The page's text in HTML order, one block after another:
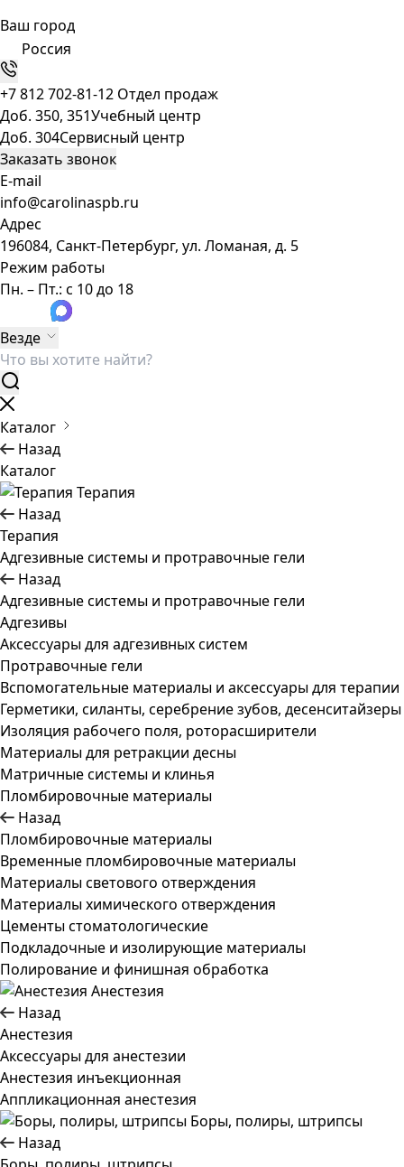
Ваш город
Россия
+7 812 702-81-12 Отдел продаж
Доб. 350, 351Учебный центр
Доб. 304Сервисный центр
Заказать звонок
E-mail
info@carolinaspb.ru
Адрес
196084, Санкт-Петербург, ул. Ломаная, д. 5
Режим работы
Пн. – Пт.: с 10 до 18
Везде
Каталог
Назад
Каталог
Терапия
Назад
Терапия
Адгезивные системы и протравочные гели
Назад
Адгезивные системы и протравочные гели
Адгезивы
Аксессуары для адгезивных систем
Протравочные гели
Вспомогательные материалы и аксессуары для терапии
Герметики, силанты, серебрение зубов, десенситайзеры
Изоляция рабочего поля, роторасширители
Материалы для ретракции десны
Матричные системы и клинья
Пломбировочные материалы
Назад
Пломбировочные материалы
Временные пломбировочные материалы
Материалы светового отверждения
Материалы химического отверждения
Цементы стоматологические
Подкладочные и изолирующие материалы
Полирование и финишная обработка
Анестезия
Назад
Анестезия
Аксессуары для анестезии
Анестезия инъекционная
Аппликационная анестезия
Боры, полиры, штрипсы
Назад